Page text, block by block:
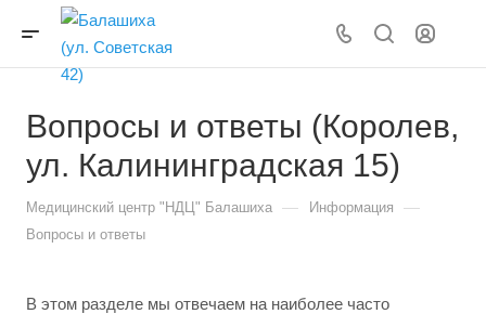
Вопросы и ответы (Королев,
ул. Калининградская 15)
Медицинский центр "НДЦ" Балашиха — Информация —
Вопросы и ответы
В этом разделе мы отвечаем на наиболее часто